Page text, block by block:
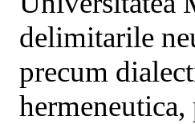
delimitarile
precum